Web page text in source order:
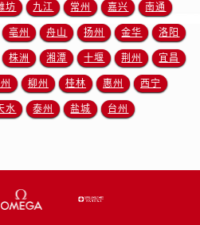
江苏省南京市秦淮区中山南路1号南京中心22层22-C1-C3室欧米茄售后服务中心（需提前预约）
江苏省宿迁市宿城区西湖路欧米茄售后服务中心（需提前预约）
江苏省泰州市海陵区永定东路399号置地商务中心东塔（华润万象城）17层1706室欧米茄售后服务中心（需提前预约）
江苏省徐州市鼓楼区淮海东路29号苏宁广场IFC国际金融中心35层3508室欧米茄售后服务中心（需提前预约）
江西省抚州市临川区赣东大道欧米茄售后服务中心（需提前预约）
坊 九江 常州 嘉兴 南通
亳州 舟山 扬州 金华 洛阳
株洲 湘潭 十堰 荆州 宜昌
柳州 桂林 惠州 西宁
水 泰州 盐城 台州